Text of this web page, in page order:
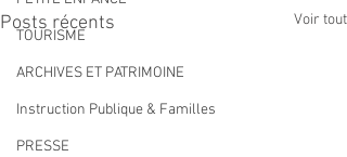
TOURISME
ARCHIVES ET PATRIMOINE
Instruction Publique & Familles
PRESSE
Posts récents Voir tout